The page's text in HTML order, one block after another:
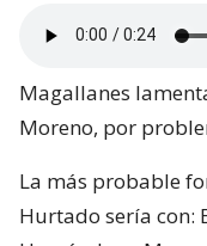
Magallanes
Moreno, por
La más probable
Hurtado sería con: